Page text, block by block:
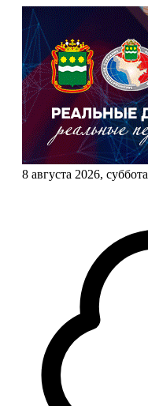
8 августа 2026, суббота